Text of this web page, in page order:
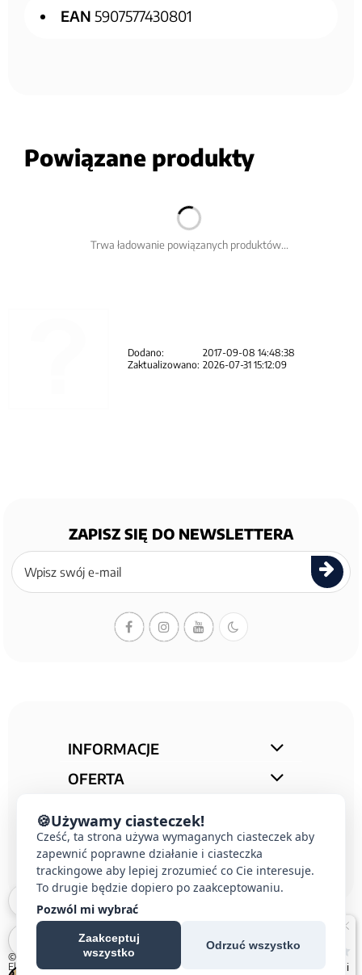
EAN 5907577430801
Powiązane produkty
Trwa ładowanie powiązanych produktów...
Dodano:
2017-09-08 14:48:38
Zaktualizowano: 2026-07-31 15:12:09
ZAPISZ SIĘ DO NEWSLETTERA
Zapisz
się
newslettera
INFORMACJE
OFERTA
KONTAKT
© 2026 E-DOMUS |Kontakt Simon
Electric|
| All rights reserved
🍪Używamy ciasteczek!
Cześć, ta strona używa wymaganych ciasteczek aby
zapewnić poprawne działanie i ciasteczka
trackingowe aby lepiej zrozumieć co Cie interesuje.
To drugie będzie dopiero po zaakceptowaniu.
Pozwól mi wybrać
Zaakceptuj
wszystko
Odrzuć wszystko